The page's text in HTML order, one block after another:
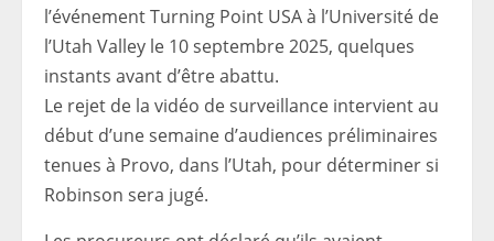
l’événement Turning Point USA à l’Université de
l’Utah Valley le 10 septembre 2025, quelques
instants avant d’être abattu.
Le rejet de la vidéo de surveillance intervient au
début d’une semaine d’audiences préliminaires
tenues à Provo, dans l’Utah, pour déterminer si
Robinson sera jugé.